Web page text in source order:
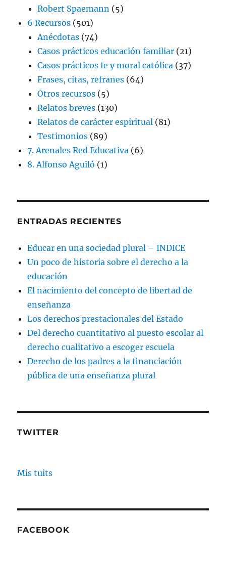
Robert Spaemann (5)
6 Recursos (501)
Anécdotas (74)
Casos prácticos educación familiar (21)
Casos prácticos fe y moral católica (37)
Frases, citas, refranes (64)
Otros recursos (5)
Relatos breves (130)
Relatos de carácter espiritual (81)
Testimonios (89)
7. Arenales Red Educativa (6)
8. Alfonso Aguiló (1)
ENTRADAS RECIENTES
Educar en una sociedad plural – INDICE
Un poco de historia sobre el derecho a la
educación
El nacimiento del concepto de libertad de
enseñanza
Los derechos prestacionales del Estado
Del derecho cuantitativo al puesto escolar al
derecho cualitativo a escoger escuela
Derecho de los padres a la financiación
pública de una enseñanza plural
TWITTER
Mis tuits
FACEBOOK